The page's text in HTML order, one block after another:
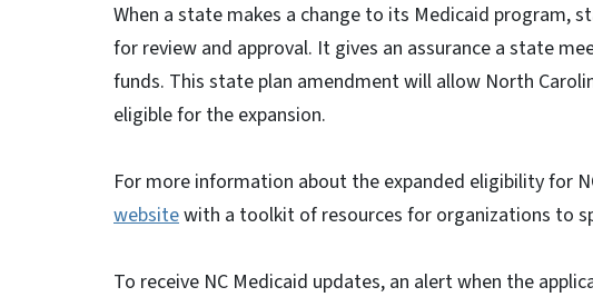
When a state makes a change to its Medicaid program,
for review and approval. It gives an assurance a state
funds. This state plan amendment will allow North
eligible for the expansion.
For more information about the expanded eligibility for
websitewith a toolkit of resources for organizations to
To receive NC Medicaid updates, an alert when the